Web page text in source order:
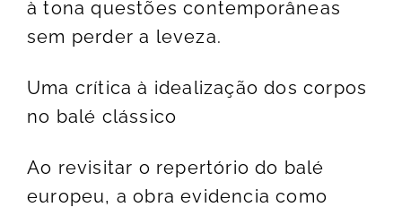
à tona questões contemporâneas
sem perder a leveza.
Uma crítica à idealização dos corpos
no balé clássico
Ao revisitar o repertório do balé
europeu, a obra evidencia como